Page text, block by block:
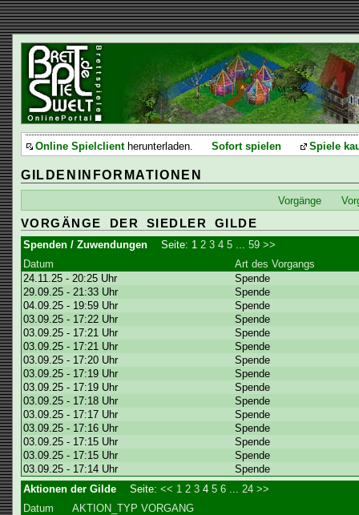
Online Spielclientherunterladen. Sofort spielen Spiele
GILDENINFORMATIONEN
Vorgänge
VORGÄNGE DER SIEDLER GILDE
Spenden / Zuwendungen Seite: 1 2 3 4 5 ...59 >>
Datum
Art des Vorgangs
24.11.25 - 20:25 Uhr
Spende
29.09.25 - 21:33 Uhr
Spende
04.09.25 - 19:59 Uhr
Spende
03.09.25 - 17:22 Uhr
Spende
03.09.25 - 17:21 Uhr
Spende
03.09.25 - 17:21 Uhr
Spende
03.09.25 - 17:20 Uhr
Spende
03.09.25 - 17:19 Uhr
Spende
03.09.25 - 17:19 Uhr
Spende
03.09.25 - 17:18 Uhr
Spende
03.09.25 - 17:17 Uhr
Spende
03.09.25 - 17:16 Uhr
Spende
03.09.25 - 17:15 Uhr
Spende
03.09.25 - 17:15 Uhr
Spende
03.09.25 - 17:14 Uhr
Spende
Aktionen der Gilde
Seite:<< 1 2 3 45 6 24 >>
Datum
AKTION_TYP VORGANG